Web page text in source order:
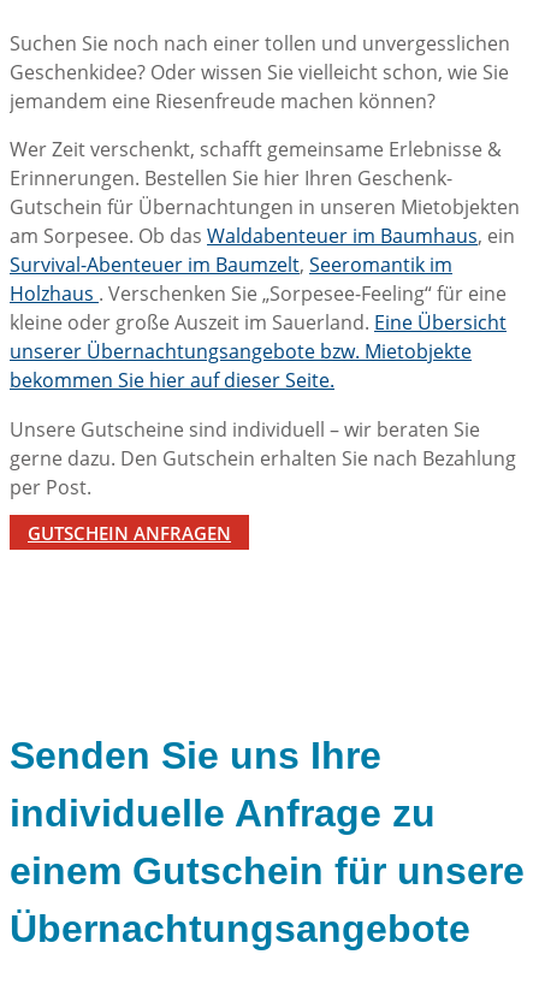
Suchen Sie noch nach einer tollen und unvergesslichen
Geschenkidee? Oder wissen Sie vielleicht schon, wie Sie
jemandem eine Riesenfreude machen können?
Wer Zeit verschenkt, schafft gemeinsame Erlebnisse &
Erinnerungen. Bestellen Sie hier Ihren Geschenk-
Gutschein für Übernachtungen in unseren Mietobjekten
am Sorpesee. Ob das Waldabenteuer im Baumhaus, ein
Survival-Abenteuer im Baumzelt, Seeromantik im
Holzhaus . Verschenken Sie „Sorpesee-Feeling“ für eine
kleine oder große Auszeit im Sauerland. Eine Übersicht
unserer Übernachtungsangebote bzw. Mietobjekte
bekommen Sie hier auf dieser Seite.
Unsere Gutscheine sind individuell – wir beraten Sie
gerne dazu. Den Gutschein erhalten Sie nach Bezahlung
per Post.
GUTSCHEIN ANFRAGEN
Senden Sie uns Ihre
individuelle Anfrage zu
einem Gutschein für unsere
Übernachtungsangebote